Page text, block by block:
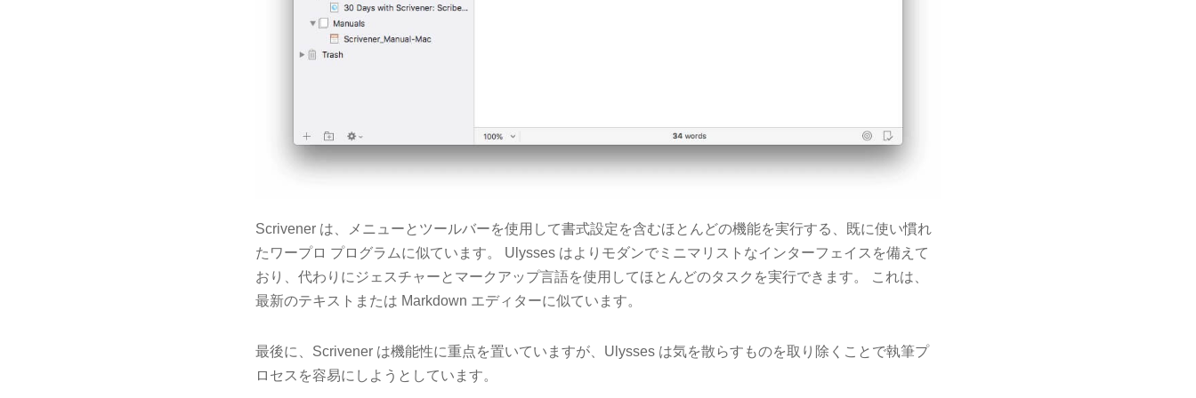
Scrivener は、メニューとツールバーを使用して書式設定を含むほとんどの機能を実行する、既に使い慣れ
たワープロ プログラムに似ています。 Ulysses はよりモダンでミニマリストなインターフェイスを備えて
おり、代わりにジェスチャーとマークアップ言語を使用してほとんどのタスクを実行できます。 これは、
最新のテキストまたは Markdown エディターに似ています。
最後に、Scrivener は機能性に重点を置いていますが、Ulysses は気を散らすものを取り除くことで執筆プ
ロセスを容易にしようとしています。